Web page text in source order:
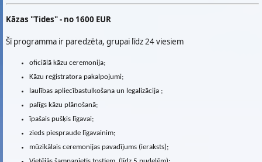
Kāzas "Tides" - no 1600 EUR
Šī programma ir paredzēta, grupai līdz 24 viesiem
oficiālā kāzu ceremonija;
Kāzu reģistratora pakalpojumi;
laulības apliecībastulkošana un legalizācija ;
palīgs kāzu plānošanā;
īpašais pušķis līgavai;
zieds piespraude līgavainim;
mūzikālais ceremonijas pavadījums (ieraksts);